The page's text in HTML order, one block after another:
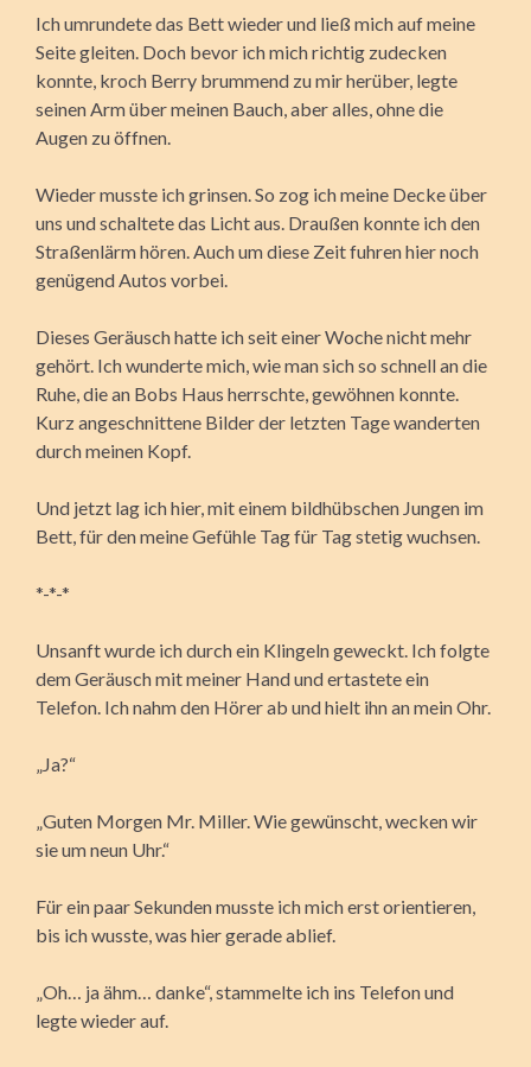
Ich umrundete das Bett wieder und ließ mich auf meine
Seite gleiten. Doch bevor ich mich richtig zudecken
konnte, kroch Berry brummend zu mir herüber, legte
seinen Arm über meinen Bauch, aber alles, ohne die
Augen zu öffnen.
Wieder musste ich grinsen. So zog ich meine Decke über
uns und schaltete das Licht aus. Draußen konnte ich den
Straßenlärm hören. Auch um diese Zeit fuhren hier noch
genügend Autos vorbei.
Dieses Geräusch hatte ich seit einer Woche nicht mehr
gehört. Ich wunderte mich, wie man sich so schnell an die
Ruhe, die an Bobs Haus herrschte, gewöhnen konnte.
Kurz angeschnittene Bilder der letzten Tage wanderten
durch meinen Kopf.
Und jetzt lag ich hier, mit einem bildhübschen Jungen im
Bett, für den meine Gefühle Tag für Tag stetig wuchsen.
*-*-*
Unsanft wurde ich durch ein Klingeln geweckt. Ich folgte
dem Geräusch mit meiner Hand und ertastete ein
Telefon. Ich nahm den Hörer ab und hielt ihn an mein Ohr.
„Ja?“
„Guten Morgen Mr. Miller. Wie gewünscht, wecken wir
sie um neun Uhr.“
Für ein paar Sekunden musste ich mich erst orientieren,
bis ich wusste, was hier gerade ablief.
„Oh… ja ähm… danke“, stammelte ich ins Telefon und
legte wieder auf.